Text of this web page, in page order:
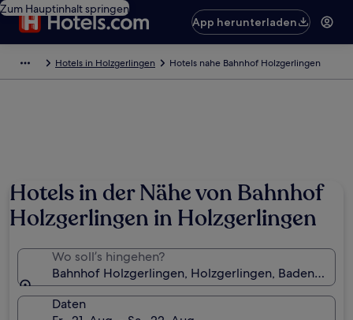
Zum Hauptinhalt springen
App herunterladen
Hotels in Holzgerlingen Hotels nahe Bahnhof Holzgerlingen
Hotels in der Nähe von Bahnhof
Holzgerlingen in Holzgerlingen
Wo soll’s hingehen?
Bahnhof Holzgerlingen, Holzgerlingen, Baden-
Daten